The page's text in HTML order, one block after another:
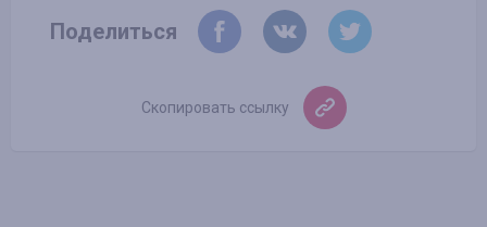
Поделиться
Скопировать ссылку